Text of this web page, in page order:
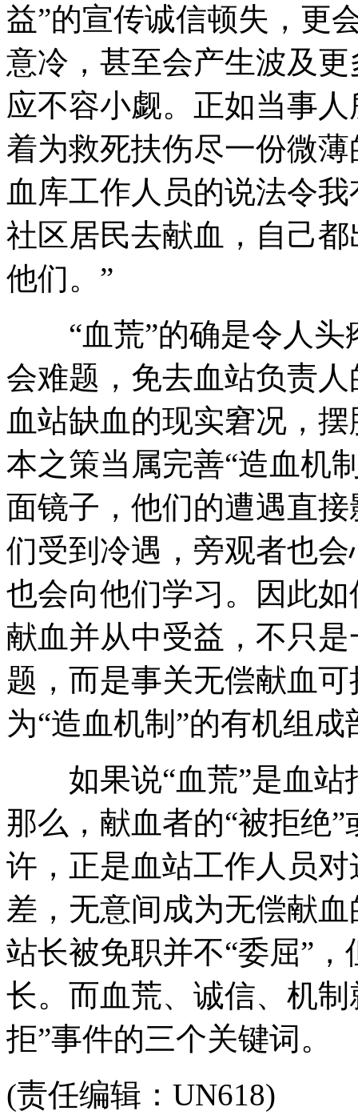
益”的宣传诚信顿失，更
意冷，甚至会产生波及
应不容小觑。正如当事
着为救死扶伤尽一份微
血库工作人员的说法令
社区居民去献血，自己
他们。”
“血荒”的确是令人头
会难题，免去血站负责
血站缺血的现实窘况，
本之策当属完善“造血机
面镜子，他们的遭遇直
们受到冷遇，旁观者也
也会向他们学习。因此
献血并从中受益，不只是
题，而是事关无偿献血
为“造血机制”的有机组成
如果说“血荒”是血站
那么，献血者的“被拒绝
许，正是血站工作人员
差，无意间成为无偿献
站长被免职并不“委屈”
长。而血荒、诚信、机
拒”事件的三个关键词。
(责任编辑：UN618)